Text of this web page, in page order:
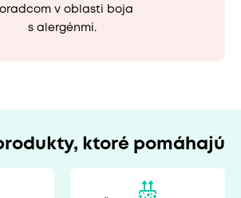
v oblasti boja
s alergénmi.
ktoré pomáhajú